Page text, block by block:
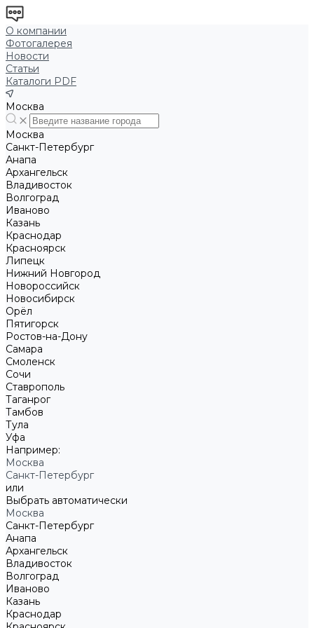
О компании
Фотогалерея
Новости
Статьи
Каталоги PDF
Москва
Москва
Санкт-Петербург
Анапа
Архангельск
Владивосток
Волгоград
Иваново
Казань
Краснодар
Красноярск
Липецк
Нижний Новгород
Новороссийск
Новосибирск
Орёл
Пятигорск
Ростов-на-Дону
Самара
Смоленск
Сочи
Ставрополь
Таганрог
Тамбов
Тула
Уфа
Например:
Москва
Санкт-Петербург
или
Выбрать автоматически
Москва
Санкт-Петербург
Анапа
Архангельск
Владивосток
Волгоград
Иваново
Казань
Краснодар